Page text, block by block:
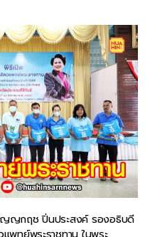
ญกฤช ปิ่นประสงค์ รองอธิบดี